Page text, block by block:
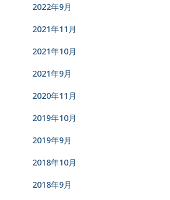
2022年9月
2021年11月
2021年10月
2021年9月
2020年11月
2019年10月
2019年9月
2018年10月
2018年9月